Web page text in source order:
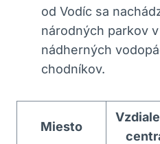
od Vodíc sa
národných parkov
nádherných
chodníkov.
Miesto